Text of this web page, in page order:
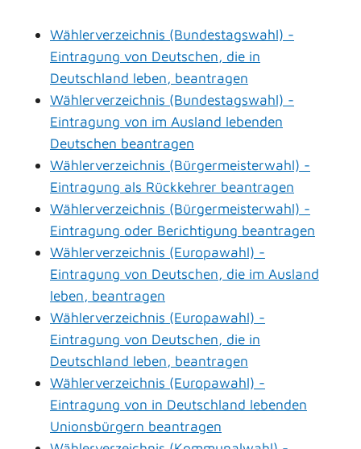
Wählerverzeichnis (Bundestagswahl) -
Eintragung von Deutschen, die in
Deutschland leben, beantragen
Wählerverzeichnis (Bundestagswahl) -
Eintragung von im Ausland lebenden
Deutschen beantragen
Wählerverzeichnis (Bürgermeisterwahl) -
Eintragung als Rückkehrer beantragen
Wählerverzeichnis (Bürgermeisterwahl) -
Eintragung oder Berichtigung beantragen
Wählerverzeichnis (Europawahl) -
Eintragung von Deutschen, die im Ausland
leben, beantragen
Wählerverzeichnis (Europawahl) -
Eintragung von Deutschen, die in
Deutschland leben, beantragen
Wählerverzeichnis (Europawahl) -
Eintragung von in Deutschland lebenden
Unionsbürgern beantragen